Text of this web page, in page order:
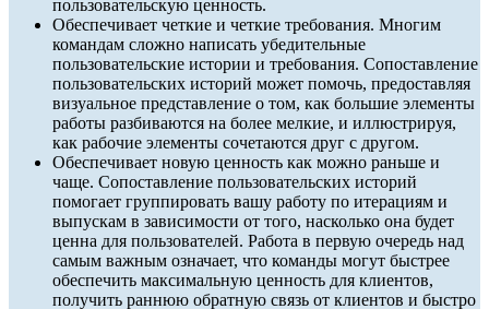
пользовательскую ценность.
Обеспечивает четкие и четкие требования. Многим
командам сложно написать убедительные
пользовательские истории и требования. Сопоставление
пользовательских историй может помочь, предоставляя
визуальное представление о том, как большие элементы
работы разбиваются на более мелкие, и иллюстрируя,
как рабочие элементы сочетаются друг с другом.
Обеспечивает новую ценность как можно раньше и
чаще. Сопоставление пользовательских историй
помогает группировать вашу работу по итерациям и
выпускам в зависимости от того, насколько она будет
ценна для пользователей. Работа в первую очередь над
самым важным означает, что команды могут быстрее
обеспечить максимальную ценность для клиентов,
получить раннюю обратную связь от клиентов и быстро